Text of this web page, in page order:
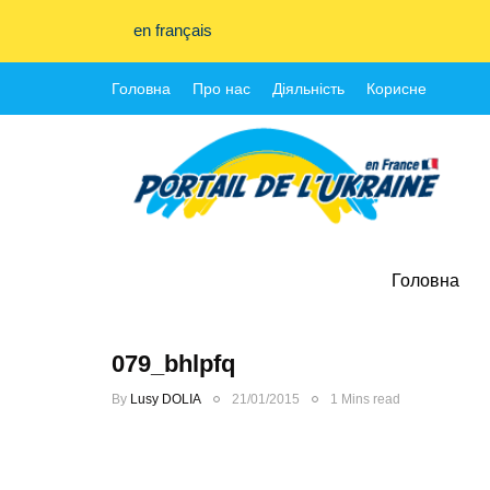
en français
Головна Про нас Діяльність Корисне
Головна
079_bhlpfq
By Lusy DOLIA 21/01/2015 1 Mins read